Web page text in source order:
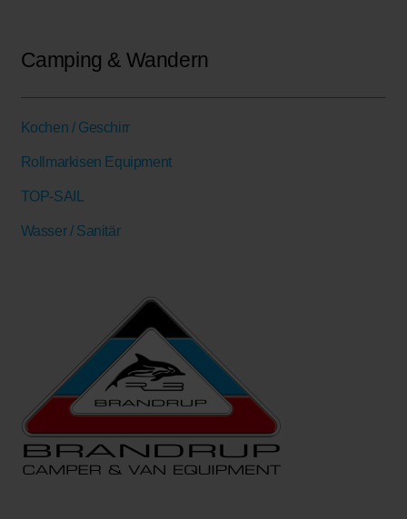
Camping & Wandern
Kochen / Geschirr
Rollmarkisen Equipment
TOP-SAIL
Wasser / Sanitär